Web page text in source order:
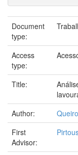
Document
type:
Access
type:
Title:
Author:
First
Advisor: